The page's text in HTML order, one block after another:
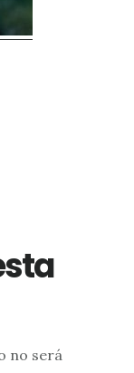
no será